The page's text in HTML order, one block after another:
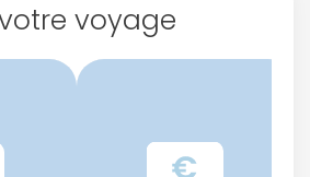
voyage